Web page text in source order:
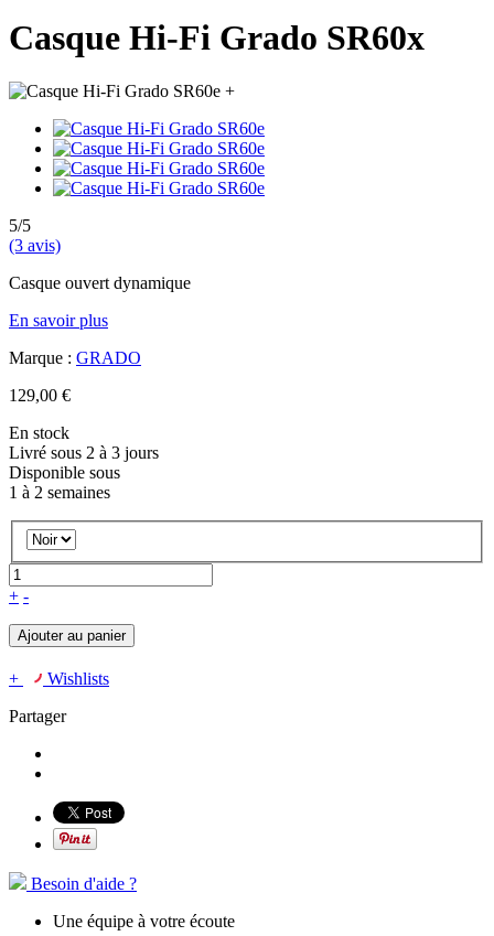
Casque Hi-Fi Grado SR60x
+
5/5
(3 avis)
Casque ouvert dynamique
En savoir plus
Marque : GRADO
129,00 €
En stock
Livré sous 2 à 3 jours
Disponible sous
1 à 2 semaines
+ -
Ajouter au panier
+
Wishlists
Partager
Besoin d'aide ?
Une équipe à votre écoute